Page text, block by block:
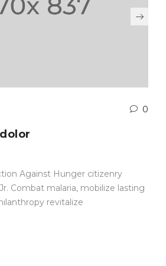
0
Against Hunger citizenry
Combat malaria, mobilize lasting
revitalize